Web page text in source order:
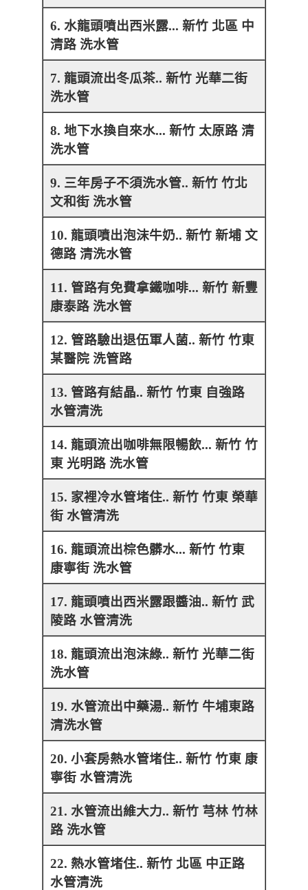
6. 水龍頭噴出西米露... 新竹 北區 中
清路 洗水管
7. 龍頭流出冬瓜茶.. 新竹 光華二街
洗水管
8. 地下水換自來水... 新竹 太原路 清
洗水管
9. 三年房子不須洗水管.. 新竹 竹北
文和街 洗水管
10. 龍頭噴出泡沫牛奶.. 新竹 新埔 文
德路 清洗水管
11. 管路有免費拿鐵咖啡... 新竹 新豐
康泰路 洗水管
12. 管路驗出退伍軍人菌.. 新竹 竹東
某醫院 洗管路
13. 管路有結晶.. 新竹 竹東 自強路
水管清洗
14. 龍頭流出咖啡無限暢飲... 新竹 竹
東 光明路 洗水管
15. 家裡冷水管堵住.. 新竹 竹東 榮華
街 水管清洗
16. 龍頭流出棕色髒水... 新竹 竹東
康寧街 洗水管
17. 龍頭噴出西米露跟醬油.. 新竹 武
陵路 水管清洗
18. 龍頭流出泡沫綠.. 新竹 光華二街
洗水管
19. 水管流出中藥湯.. 新竹 牛埔東路
清洗水管
20. 小套房熱水管堵住.. 新竹 竹東 康
寧街 水管清洗
21. 水管流出維大力.. 新竹 芎林 竹林
路 洗水管
22. 熱水管堵住.. 新竹 北區 中正路
水管清洗